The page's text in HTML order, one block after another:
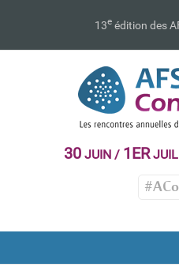
13e édition des
30JUIN / 1ER